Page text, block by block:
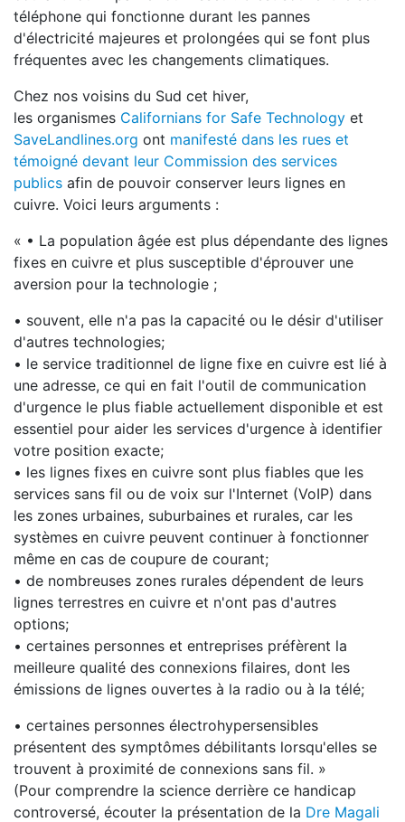
téléphone qui fonctionne durant les pannes
d'électricité majeures et prolongées qui se font plus
fréquentes avec les changements climatiques.
Chez nos voisins du Sud cet hiver,
les organismes Californians for Safe Technology et
SaveLandlines.org ont manifesté dans les rues et
témoigné devant leur Commission des services
publics afin de pouvoir conserver leurs lignes en
cuivre. Voici leurs arguments :
« • La population âgée est plus dépendante des lignes
fixes en cuivre et plus susceptible d'éprouver une
aversion pour la technologie ;
• souvent, elle n'a pas la capacité ou le désir d'utiliser
d'autres technologies;
• le service traditionnel de ligne fixe en cuivre est lié à
une adresse, ce qui en fait l'outil de communication
d'urgence le plus fiable actuellement disponible et est
essentiel pour aider les services d'urgence à identifier
votre position exacte;
• les lignes fixes en cuivre sont plus fiables que les
services sans fil ou de voix sur l'Internet (VoIP) dans
les zones urbaines, suburbaines et rurales, car les
systèmes en cuivre peuvent continuer à fonctionner
même en cas de coupure de courant;
• de nombreuses zones rurales dépendent de leurs
lignes terrestres en cuivre et n'ont pas d'autres
options;
• certaines personnes et entreprises préfèrent la
meilleure qualité des connexions filaires, dont les
émissions de lignes ouvertes à la radio ou à la télé;
• certaines personnes électrohypersensibles
présentent des symptômes débilitants lorsqu'elles se
trouvent à proximité de connexions sans fil. »
(Pour comprendre la science derrière ce handicap
controversé, écouter la présentation de la Dre Magali